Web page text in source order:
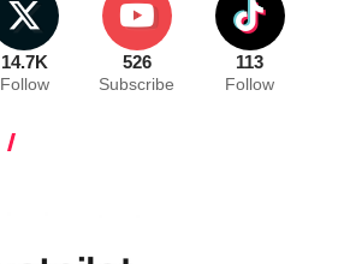
14.7K
Follow
526
Subscribe
113
Follow